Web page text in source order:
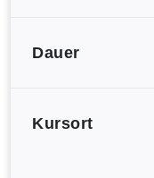
Dauer
Kursort